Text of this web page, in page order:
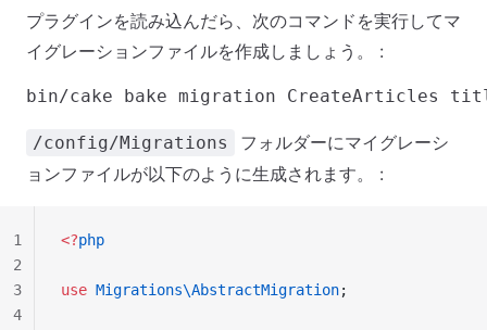
プラグインを読み込んだら、次のコマンドを実行してマ
イグレーションファイルを作成しましょう。 :
/config/Migrations
フォルダーにマイグレーシ
ョンファイルが以下のように生成されます。 :
<?php
use Migrations\AbstractMigration;
1
2
3
4